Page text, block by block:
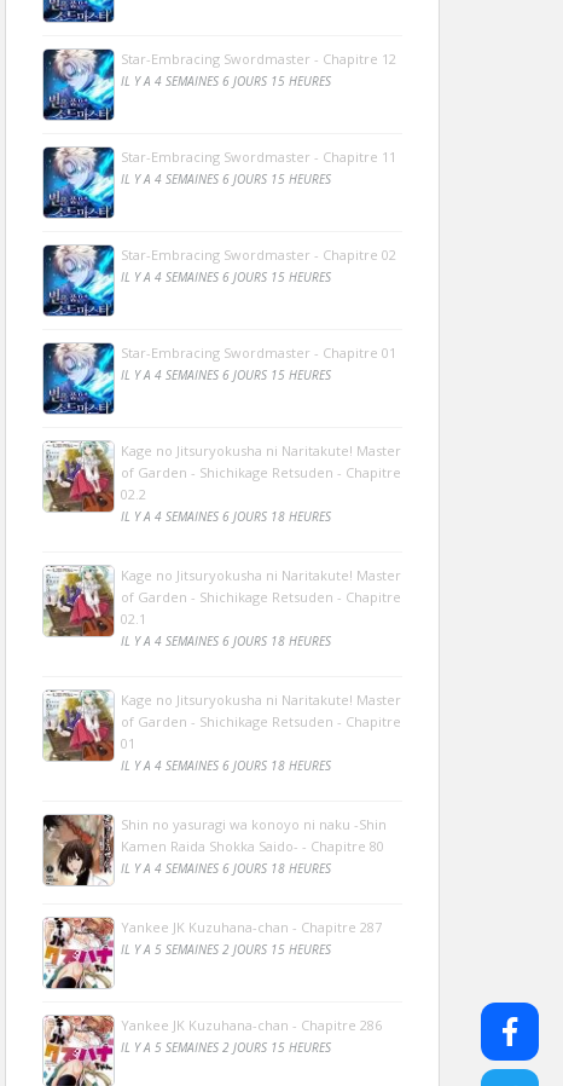
Star-Embracing Swordmaster - Chapitre 12
IL Y A 4 SEMAINES 6 JOURS 15 HEURES
Star-Embracing Swordmaster - Chapitre 11
IL Y A 4 SEMAINES 6 JOURS 15 HEURES
Star-Embracing Swordmaster - Chapitre 02
IL Y A 4 SEMAINES 6 JOURS 15 HEURES
Star-Embracing Swordmaster - Chapitre 01
IL Y A 4 SEMAINES 6 JOURS 15 HEURES
Kage no Jitsuryokusha ni Naritakute! Master
of Garden - Shichikage Retsuden - Chapitre
02.2
IL Y A 4 SEMAINES 6 JOURS 18 HEURES
Kage no Jitsuryokusha ni Naritakute! Master
of Garden - Shichikage Retsuden - Chapitre
02.1
IL Y A 4 SEMAINES 6 JOURS 18 HEURES
Kage no Jitsuryokusha ni Naritakute! Master
of Garden - Shichikage Retsuden - Chapitre
01
IL Y A 4 SEMAINES 6 JOURS 18 HEURES
Shin no yasuragi wa konoyo ni naku -Shin
Kamen Raida Shokka Saido- - Chapitre 80
IL Y A 4 SEMAINES 6 JOURS 18 HEURES
Yankee JK Kuzuhana-chan - Chapitre 287
IL Y A 5 SEMAINES 2 JOURS 15 HEURES
Yankee JK Kuzuhana-chan - Chapitre 286
IL Y A 5 SEMAINES 2 JOURS 15 HEURES